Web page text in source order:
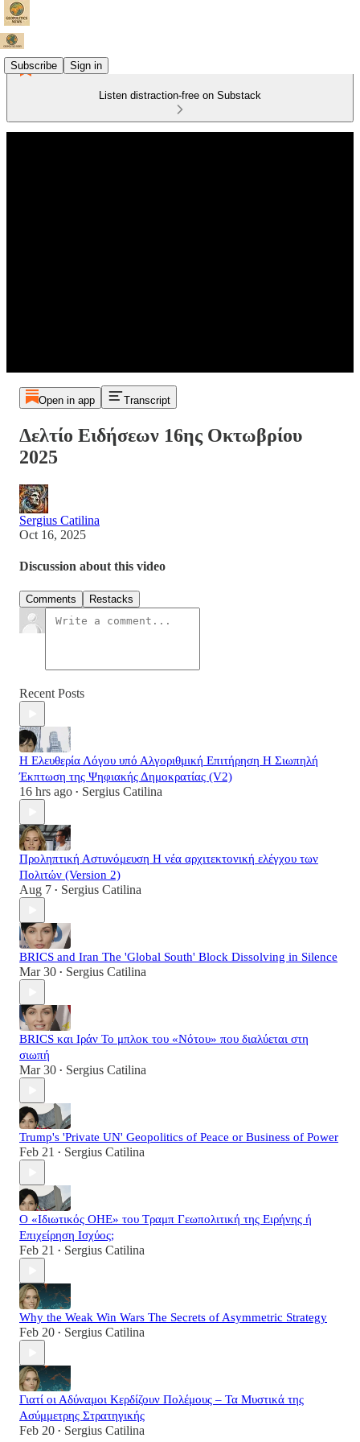
Subscribe Sign in
Listen distraction-free on Substack
Open in app Transcript
Δελτίο Ειδήσεων 16ης Οκτωβρίου
2025
Sergius Catilina
Oct 16, 2025
Discussion about this video
Comments Restacks
Recent Posts
Η Ελευθερία Λόγου υπό Αλγοριθμική Επιτήρηση Η Σιωπηλή
Έκπτωση της Ψηφιακής Δημοκρατίας (V2)
16 hrs ago • Sergius Catilina
Προληπτική Αστυνόμευση Η νέα αρχιτεκτονική ελέγχου των
Πολιτών (Version 2)
Aug 7 • Sergius Catilina
BRICS and Iran The 'Global South' Block Dissolving in Silence
Mar 30 • Sergius Catilina
BRICS και Ιράν Το μπλοκ του «Νότου» που διαλύεται στη
σιωπή
Mar 30 • Sergius Catilina
Trump's 'Private UN' Geopolitics of Peace or Business of Power
Feb 21 • Sergius Catilina
Ο «Ιδιωτικός ΟΗΕ» του Τραμπ Γεωπολιτική της Ειρήνης ή
Επιχείρηση Ισχύος;
Feb 21 • Sergius Catilina
Why the Weak Win Wars The Secrets of Asymmetric Strategy
Feb 20 • Sergius Catilina
Γιατί οι Αδύναμοι Κερδίζουν Πολέμους – Τα Μυστικά της
Ασύμμετρης Στρατηγικής
Feb 20 • Sergius Catilina